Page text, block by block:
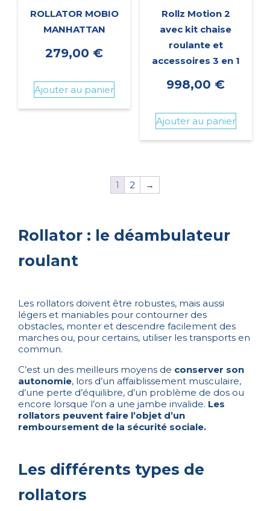
ROLLATOR MOBIO
MANHATTAN
279,00 €
Ajouter au panier
Rollz Motion 2
avec kit chaise
roulante et
accessoires 3 en 1
998,00 €
Ajouter au panier
1 2 →
Rollator : le déambulateur
roulant
Les rollators doivent être robustes, mais aussi
légers et maniables pour contourner des
obstacles, monter et descendre facilement des
marches ou, pour certains, utiliser les transports en
commun.
C’est un des meilleurs moyens de conserver son
autonomie, lors d’un affaiblissement musculaire,
d’une perte d’équilibre, d’un problème de dos ou
encore lorsque l’on a une jambe invalide. Les
rollators peuvent faire l’objet d’un
remboursement de la sécurité sociale.
Les différents types de
rollators